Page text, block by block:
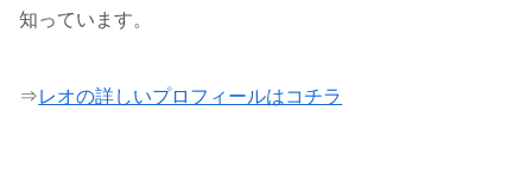
知っています。
⇒レオの詳しいプロフィールはコチラ